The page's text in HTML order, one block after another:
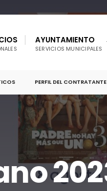
AYUNTAMIENTO
SERVICIOS MUNICIPALES
PERFIL DEL CONTRATANTE